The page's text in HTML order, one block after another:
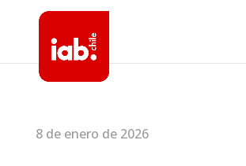
8 de enero de 2026